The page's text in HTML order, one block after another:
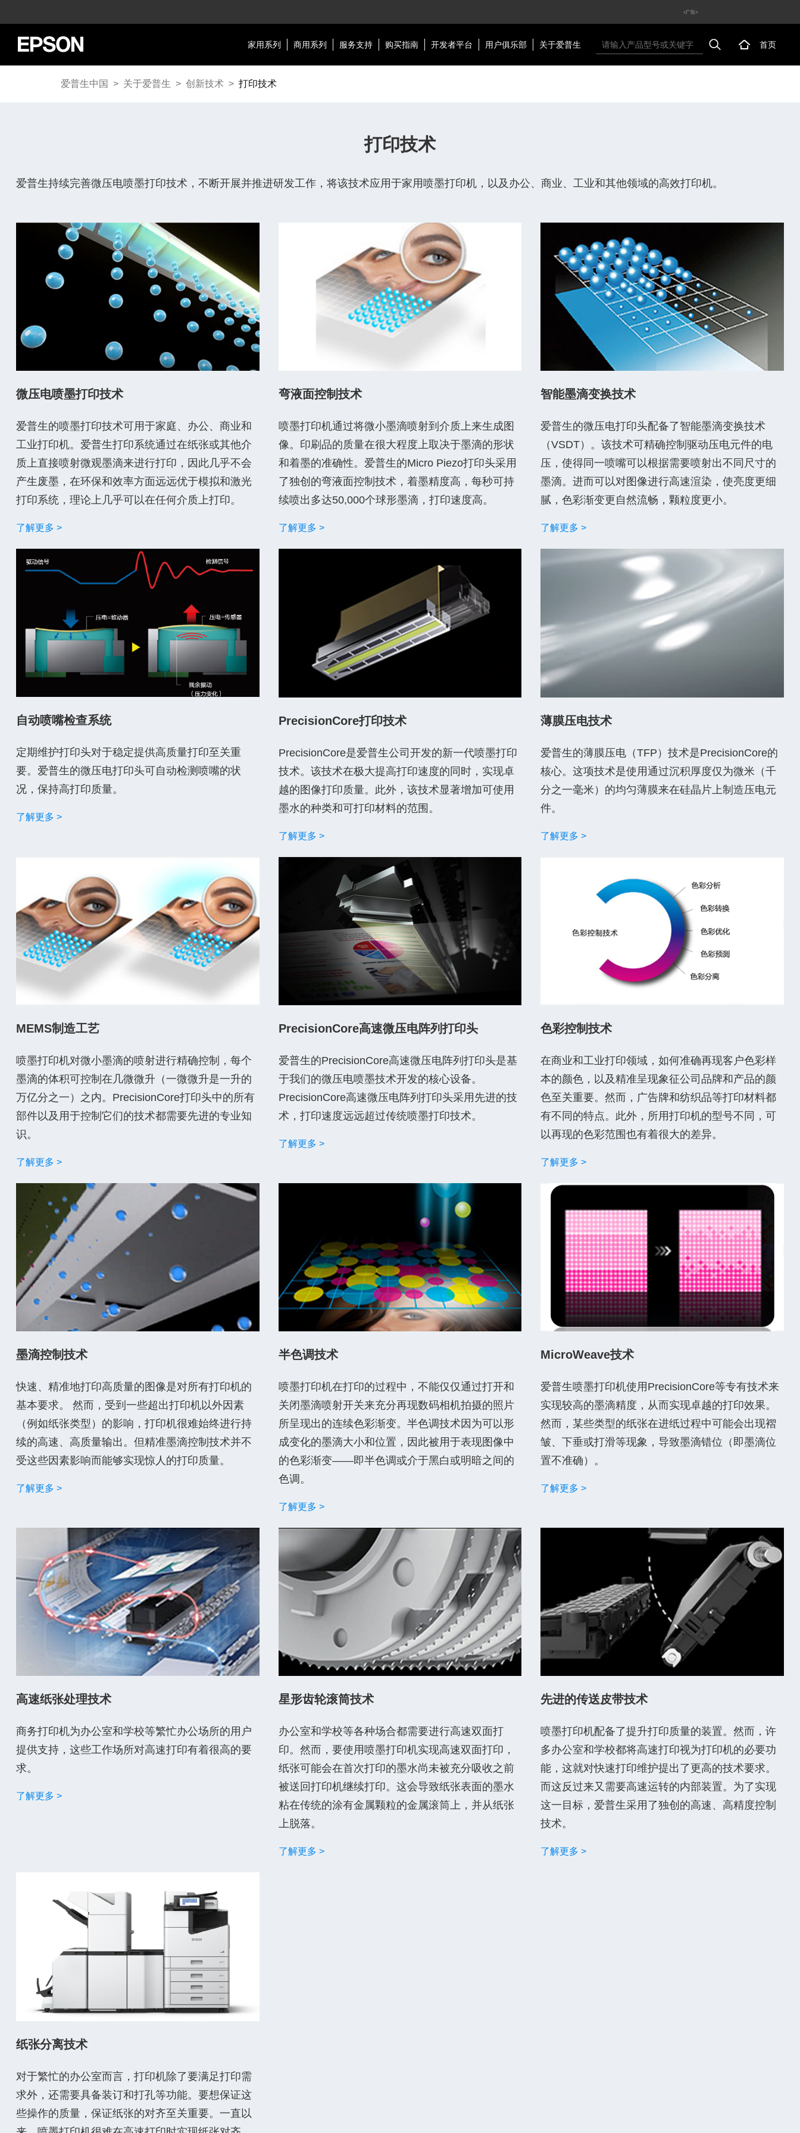
<广告>
家用系列 商用系列 服务支持 购买指南 开发者平台 用户俱乐部 关于爱普生 首页
爱普生中国 > 关于爱普生 > 创新技术 > 打印技术
打印技术
爱普生持续完善微压电喷墨打印技术，不断开展并推进研发工作，将该技术应用于家用喷墨打印机，以及办公、商业、工业和其他领域的高效打印机。
微压电喷墨打印技术
爱普生的喷墨打印技术可用于家庭、办公、商业和
工业打印机。爱普生打印系统通过在纸张或其他介
质上直接喷射微观墨滴来进行打印，因此几乎不会
产生废墨，在环保和效率方面远远优于模拟和激光
打印系统，理论上几乎可以在任何介质上打印。
了解更多 >
弯液面控制技术
喷墨打印机通过将微小墨滴喷射到介质上来生成图
像。印刷品的质量在很大程度上取决于墨滴的形状
和着墨的准确性。爱普生的Micro Piezo打印头采用
了独创的弯液面控制技术，着墨精度高，每秒可持
续喷出多达50,000个球形墨滴，打印速度高。
了解更多 >
智能墨滴变换技术
爱普生的微压电打印头配备了智能墨滴变换技术
（VSDT）。该技术可精确控制驱动压电元件的电
压，使得同一喷嘴可以根据需要喷射出不同尺寸的
墨滴。进而可以对图像进行高速渲染，使亮度更细
腻，色彩渐变更自然流畅，颗粒度更小。
了解更多 >
自动喷嘴检查系统
定期维护打印头对于稳定提供高质量打印至关重
要。爱普生的微压电打印头可自动检测喷嘴的状
况，保持高打印质量。
了解更多 >
PrecisionCore打印技术
PrecisionCore是爱普生公司开发的新一代喷墨打印
技术。该技术在极大提高打印速度的同时，实现卓
越的图像打印质量。此外，该技术显著增加可使用
墨水的种类和可打印材料的范围。
了解更多 >
薄膜压电技术
爱普生的薄膜压电（TFP）技术是PrecisionCore的
核心。这项技术是使用通过沉积厚度仅为微米（千
分之一毫米）的均匀薄膜来在硅晶片上制造压电元
件。
了解更多 >
MEMS制造工艺
喷墨打印机对微小墨滴的喷射进行精确控制，每个
墨滴的体积可控制在几微微升（一微微升是一升的
万亿分之一）之内。PrecisionCore打印头中的所有
部件以及用于控制它们的技术都需要先进的专业知
识。
了解更多 >
PrecisionCore高速微压电阵列打印头
爱普生的PrecisionCore高速微压电阵列打印头是基
于我们的微压电喷墨技术开发的核心设备。
PrecisionCore高速微压电阵列打印头采用先进的技
术，打印速度远远超过传统喷墨打印技术。
了解更多 >
色彩控制技术
在商业和工业打印领域，如何准确再现客户色彩样
本的颜色，以及精准呈现象征公司品牌和产品的颜
色至关重要。然而，广告牌和纺织品等打印材料都
有不同的特点。此外，所用打印机的型号不同，可
以再现的色彩范围也有着很大的差异。
了解更多 >
墨滴控制技术
快速、精准地打印高质量的图像是对所有打印机的
基本要求。 然而，受到一些超出打印机以外因素
（例如纸张类型）的影响，打印机很难始终进行持
续的高速、高质量输出。但精准墨滴控制技术并不
受这些因素影响而能够实现惊人的打印质量。
了解更多 >
半色调技术
喷墨打印机在打印的过程中，不能仅仅通过打开和
关闭墨滴喷射开关来充分再现数码相机拍摄的照片
所呈现出的连续色彩渐变。半色调技术因为可以形
成变化的墨滴大小和位置，因此被用于表现图像中
的色彩渐变——即半色调或介于黑白或明暗之间的
色调。
了解更多 >
MicroWeave技术
爱普生喷墨打印机使用PrecisionCore等专有技术来
实现较高的墨滴精度，从而实现卓越的打印效果。
然而，某些类型的纸张在进纸过程中可能会出现褶
皱、下垂或打滑等现象，导致墨滴错位（即墨滴位
置不准确）。
了解更多 >
高速纸张处理技术
商务打印机为办公室和学校等繁忙办公场所的用户
提供支持，这些工作场所对高速打印有着很高的要
求。
了解更多 >
星形齿轮滚筒技术
办公室和学校等各种场合都需要进行高速双面打
印。然而，要使用喷墨打印机实现高速双面打印，
纸张可能会在首次打印的墨水尚未被充分吸收之前
被送回打印机继续打印。这会导致纸张表面的墨水
粘在传统的涂有金属颗粒的金属滚筒上，并从纸张
上脱落。
了解更多 >
先进的传送皮带技术
喷墨打印机配备了提升打印质量的装置。然而，许
多办公室和学校都将高速打印视为打印机的必要功
能，这就对快速打印维护提出了更高的技术要求。
而这反过来又需要高速运转的内部装置。为了实现
这一目标，爱普生采用了独创的高速、高精度控制
技术。
了解更多 >
纸张分离技术
对于繁忙的办公室而言，打印机除了要满足打印需
求外，还需要具备装订和打孔等功能。要想保证这
些操作的质量，保证纸张的对齐至关重要。一直以